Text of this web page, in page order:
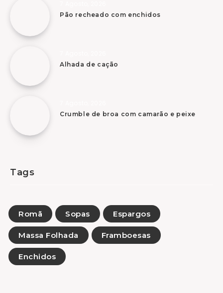
Pão recheado com enchidos
Alhada de cação
Crumble de broa com camarão e peixe
Tags
Romã Sopas Espargos
Massa Folhada Framboesas
Enchidos